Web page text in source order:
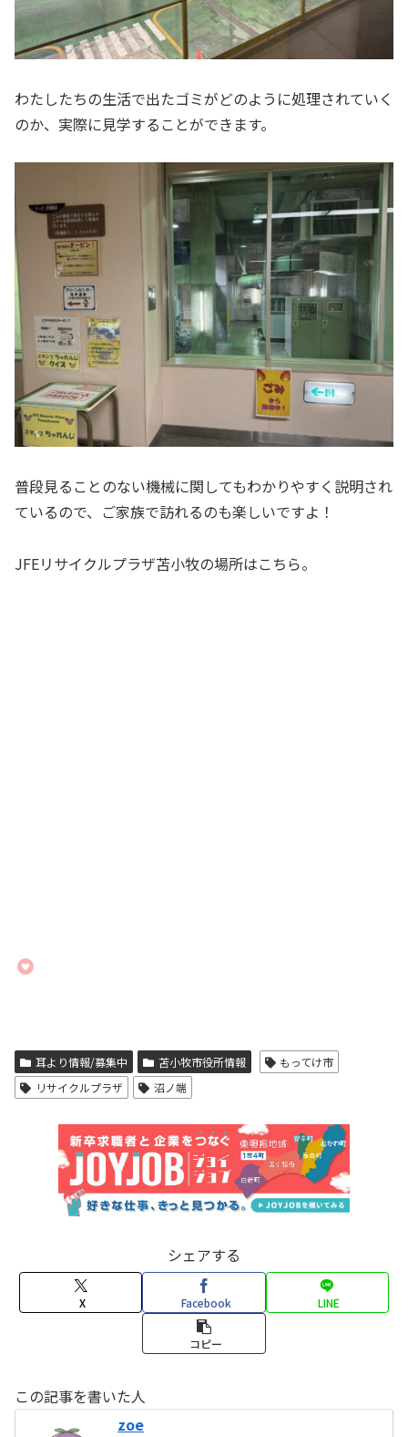
わたしたちの生活で出たゴミがどのように処理されていく
のか、実際に見学することができます。
普段見ることのない機械に関してもわかりやすく説明され
ているので、ご家族で訪れるのも楽しいですよ！
JFEリサイクルプラザ苫小牧の場所はこちら。
耳より情報/募集中 苫小牧市役所情報
もってけ市
リサイクルプラザ
沼ノ端
シェアする
X Facebook LINE
コピー
この記事を書いた人
zoe